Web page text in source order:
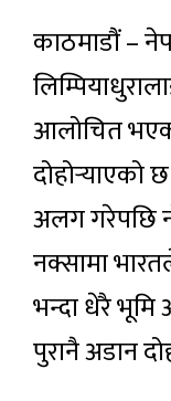
काठमाडौं –
आलोचित
दोहोर्‍याएको
अलग गरेपछि
नक्सामा
भन्दा धेरै
पुरानै अडान